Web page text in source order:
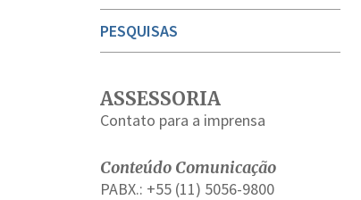
PESQUISAS
ASSESSORIA
Contato para a imprensa
Conteúdo Comunicação
PABX.: +55 (11) 5056-9800